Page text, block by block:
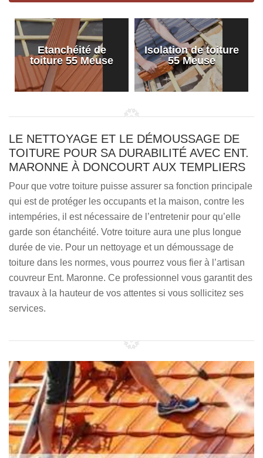
Etanchéité de
toiture 55 Meuse
Isolation de toiture
55 Meuse
LE NETTOYAGE ET LE DÉMOUSSAGE DE
TOITURE POUR SA DURABILITÉ AVEC ENT.
MARONNE À DONCOURT AUX TEMPLIERS
Pour que votre toiture puisse assurer sa fonction principale
qui est de protéger les occupants et la maison, contre les
intempéries, il est nécessaire de l’entretenir pour qu’elle
garde son étanchéité. Votre toiture aura une plus longue
durée de vie. Pour un nettoyage et un démoussage de
toiture dans les normes, vous pourrez vous fier à l’artisan
couvreur Ent. Maronne. Ce professionnel vous garantit des
travaux à la hauteur de vos attentes si vous sollicitez ses
services.